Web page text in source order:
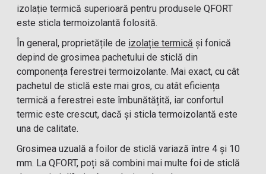
izolație termică superioară pentru produsele QFORT
este sticla termoizolantă folosită.
În general, proprietățile de izolație termică și fonică
depind de grosimea pachetului de sticlă din
componența ferestrei termoizolante. Mai exact, cu cât
pachetul de sticlă este mai gros, cu atât eficiența
termică a ferestrei este îmbunătățită, iar confortul
termic este crescut, dacă și sticla termoizolantă este
una de calitate.
Grosimea uzuală a foilor de sticlă variază între 4 şi 10
mm. La QFORT, poți să combini mai multe foi de sticlă